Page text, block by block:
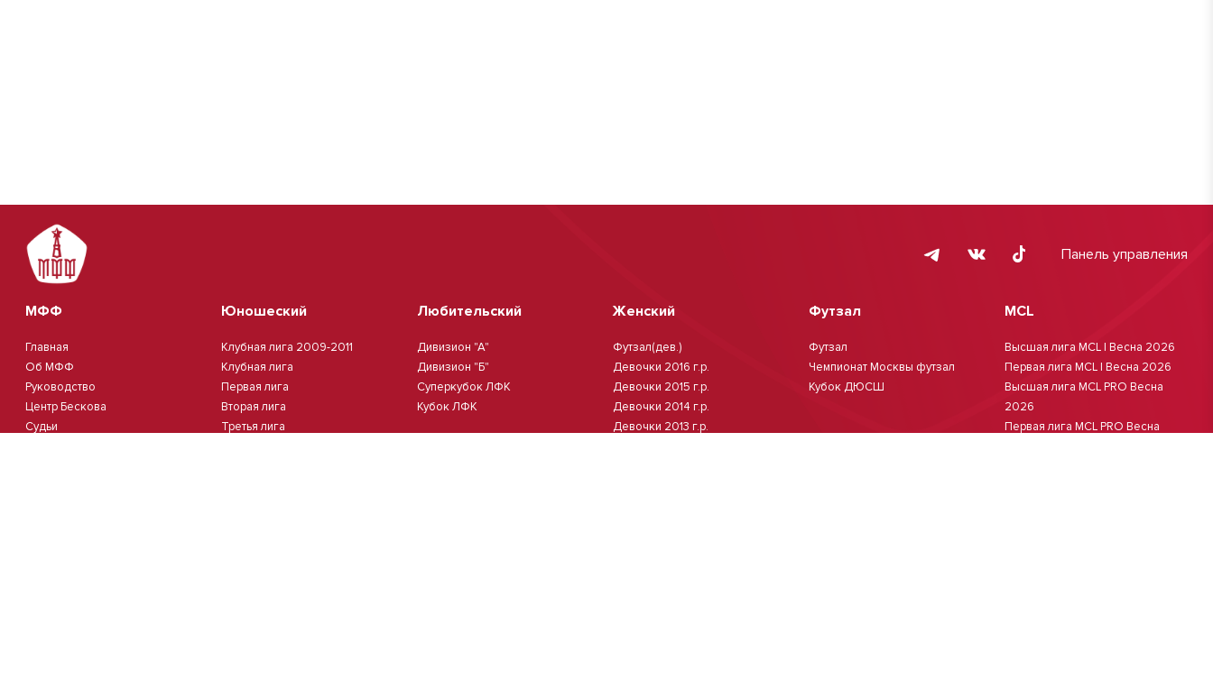
Панель управления
МФФ
Главная
Об МФФ
Руководство
Центр Бескова
Судьи
Юношеский
Клубная лига 2009-2011
Клубная лига
Первая лига
Вторая лига
Третья лига
Любительский
Дивизион "А"
Дивизион "Б"
Суперкубок ЛФК
Кубок ЛФК
Женский
Футзал(дев.)
Девочки 2016 г.р.
Девочки 2015 г.р.
Девочки 2014 г.р.
Девочки 2013 г.р.
Футзал
Футзал
Чемпионат Москвы футзал
Кубок ДЮСШ
MCL
Высшая лига MCL | Весна 2026
Первая лига MCL | Весна 2026
Высшая лига MCL PRO Весна
2026
Первая лига MCL PRO Весна